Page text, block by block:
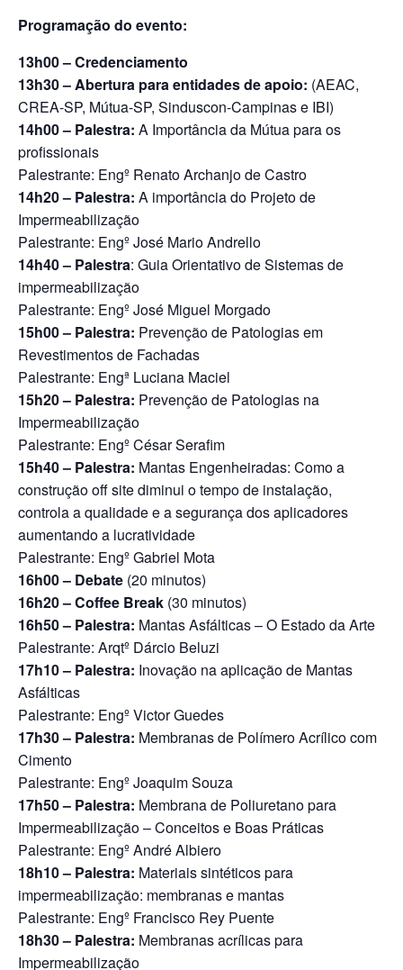
Programação do evento:
13h00– Credenciamento
13h30 – Abertura para entidades de apoio: (AEAC,
CREA-SP, Mútua-SP, Sinduscon-Campinas e IBI)
14h00– Palestra: A Importância da Mútua para os
profissionais
Palestrante: Engº Renato Archanjo de Castro
14h20– Palestra: A importância do Projeto de
Impermeabilização
Palestrante: Engº José Mario Andrello
14h40 – Palestra: Guia Orientativo de Sistemas de
impermeabilização
Palestrante: Engº José Miguel Morgado
15h00 – Palestra: Prevenção de Patologias em
Revestimentos de Fachadas
Palestrante: Engª Luciana Maciel
15h20 – Palestra: Prevenção de Patologias na
Impermeabilização
Palestrante: Engº César Serafim
15h40 – Palestra: Mantas Engenheiradas: Como a
construção off site diminui o tempo de instalação,
controla a qualidade e a segurança dos aplicadores
aumentando a lucratividade
Palestrante: Engº Gabriel Mota
16h00 – Debate (20 minutos)
16h20 – Coffee Break (30 minutos)
16h50 – Palestra: Mantas Asfálticas – O Estado da Arte
Palestrante: Arqtº Dárcio Beluzi
17h10 – Palestra: Inovação na aplicação de Mantas
Asfálticas
Palestrante: Engº Victor Guedes
17h30 – Palestra: Membranas de Polímero Acrílico com
Cimento
Palestrante: Engº Joaquim Souza
17h50 – Palestra: Membrana de Poliuretano para
Impermeabilização – Conceitos e Boas Práticas
Palestrante: Engº André Albiero
18h10 – Palestra: Materiais sintéticos para
impermeabilização: membranas e mantas
Palestrante: Engº Francisco Rey Puente
18h30 – Palestra: Membranas acrílicas para
Impermeabilização